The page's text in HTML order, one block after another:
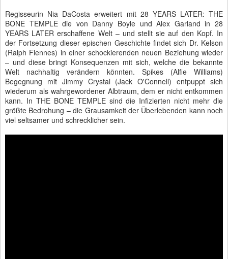
Regisseurin Nia DaCosta erweitert mit 28 YEARS LATER: THE
BONE TEMPLE die von Danny Boyle und Alex Garland in 28
YEARS LATER erschaffene Welt – und stellt sie auf den Kopf. In
der Fortsetzung dieser epischen Geschichte findet sich Dr. Kelson
(Ralph Fiennes) in einer schockierenden neuen Beziehung wieder
– und diese bringt Konsequenzen mit sich, welche die bekannte
Welt nachhaltig verändern könnten. Spikes (Alfie Williams)
Begegnung mit Jimmy Crystal (Jack O'Connell) entpuppt sich
wiederum als wahrgewordener Albtraum, dem er nicht entkommen
kann. In THE BONE TEMPLE sind die Infizierten nicht mehr die
größte Bedrohung – die Grausamkeit der Überlebenden kann noch
viel seltsamer und schrecklicher sein.